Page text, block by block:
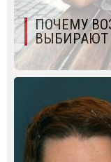
ПОЧЕМУ
ВЫБИРАЮТ